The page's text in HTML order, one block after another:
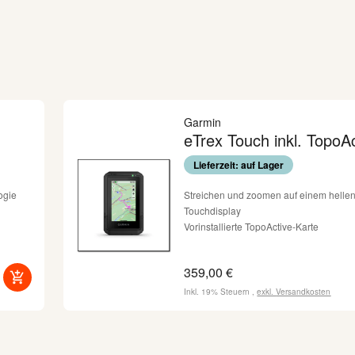
Garmin
eTrex Touch inkl.
Lieferzeit: auf Lager
Streichen und zoomen auf einem
Touchdisplay
Vorinstallierte TopoActive-Karte
Widerstandsfähig (MIL-STD 810) und
Wasserbeständig (IP67)
359,00 €
Inkl. 19% Steuern ,exkl.Versandkosten